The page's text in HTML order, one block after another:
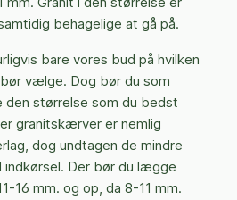
behagelige at gå på.
bare vores bud på hvilken
vælge. Dog bør du som
størrelse som du bedst
granitskærver er nemlig
dog undtagen de mindre
Der bør du lægge
16 mm. og op, da 8-11 mm.